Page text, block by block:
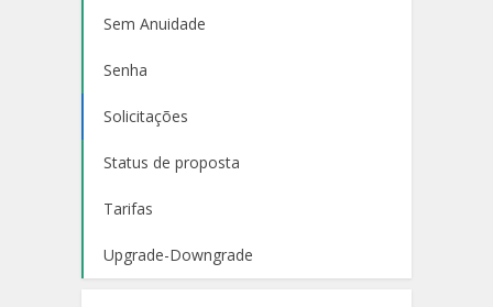
Sem Anuidade
Senha
Solicitações
Status de proposta
Tarifas
Upgrade-Downgrade